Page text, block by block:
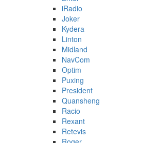
iRadio
Joker
Kydera
Linton
Midland
NavCom
Optim
Puxing
President
Quansheng
Racio
Rexant
Retevis